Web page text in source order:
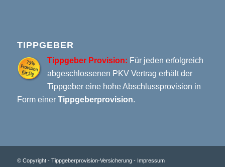
TIPPGEBER
Tippgeber Provision: Für jeden erfolgreich
abgeschlossenen PKV Vertrag erhält der
Tippgeber eine hohe Abschlussprovision in
Form einer Tippgeberprovision.
© Copyright - Tippgeberprovision-Versicherung - Impressum